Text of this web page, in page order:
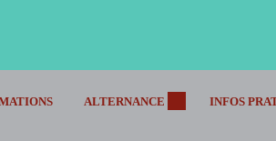
ALTERNANCE INFOS